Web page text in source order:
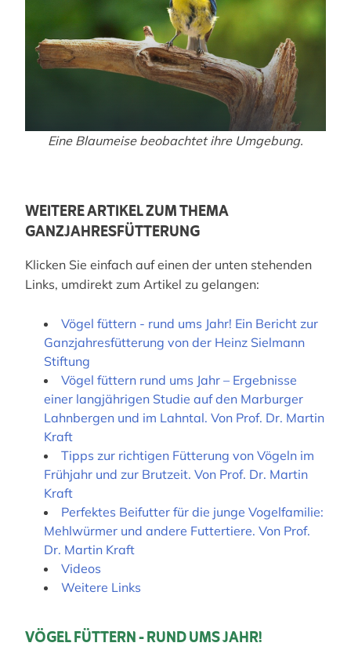
Eine Blaumeise beobachtet ihre Umgebung.
WEITERE ARTIKEL ZUM THEMA
GANZJAHRESFÜTTERUNG
Klicken Sie einfach auf einen der unten stehenden
Links, umdirekt zum Artikel zu gelangen:
Vögel füttern - rund ums Jahr! Ein Bericht zur
Ganzjahresfütterung von der Heinz Sielmann
Stiftung
Vögel füttern rund ums Jahr – Ergebnisse
einer langjährigen Studie auf den Marburger
Lahnbergen und im Lahntal. Von Prof. Dr. Martin
Kraft
Tipps zur richtigen Fütterung von Vögeln im
Frühjahr und zur Brutzeit. Von Prof. Dr. Martin
Kraft
Perfektes Beifutter für die junge Vogelfamilie:
Mehlwürmer und andere Futtertiere. Von Prof.
Dr. Martin Kraft
Videos
Weitere Links
VÖGEL FÜTTERN - RUND UMS JAHR!